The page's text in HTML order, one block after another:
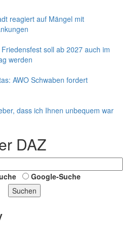
reagiert auf Mängel mit
soll ab 2027 auch im
werden
AWO Schwaben fordert
dass ich Ihnen unbequem war
DAZ
Google-Suche
Suchen